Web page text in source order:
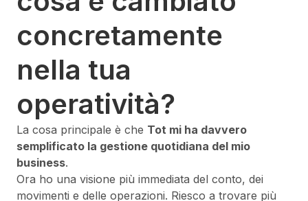
concretamente
nella tua
operatività?
La cosa principale è che Tot mi ha davvero
semplificato la gestione quotidiana del mio
business.
Ora ho una visione più immediata del conto, dei
movimenti e delle operazioni. Riesco a trovare più